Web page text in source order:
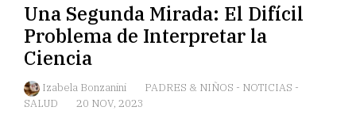
Una Segunda Mirada: El Difícil
Problema de Interpretar la
Ciencia
Izabela Bonzanini PADRES & NIÑOS - NOTICIAS -
SALUD
20 NOV, 2023